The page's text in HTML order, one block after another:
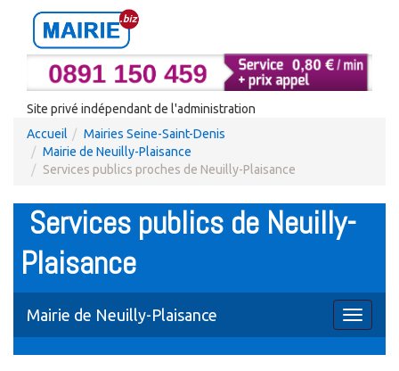
Site privé indépendant de l'administration
Accueil
Mairies Seine-Saint-Denis
Mairie de Neuilly-Plaisance
Services publics proches de Neuilly-Plaisance
Services publics de Neuilly-
Plaisance
Toggle
Mairie de Neuilly-Plaisance